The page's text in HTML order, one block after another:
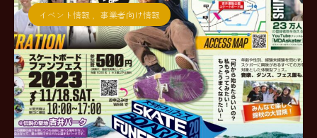
イベント情報 事業者向け情報